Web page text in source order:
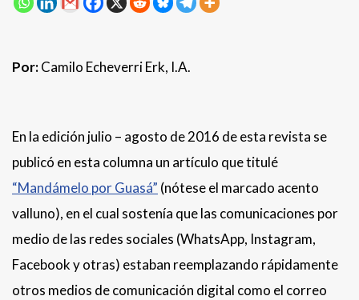
Por:Camilo Echeverri Erk, I.A.
En la edición julio – agosto de 2016 de esta revista se
publicó en esta columna un artículo que titulé
“Mandámelo por Guasá” (nótese el marcado acento
valluno), en el cual sostenía que las comunicaciones por
medio de las redes sociales (WhatsApp, Instagram,
Facebook y otras) estaban reemplazando rápidamente
otros medios de comunicación digital como el correo